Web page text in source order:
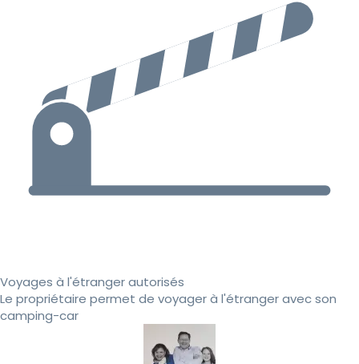
Voyages à l'étranger autorisés
Le propriétaire permet de voyager à l'étranger avec son
camping-car